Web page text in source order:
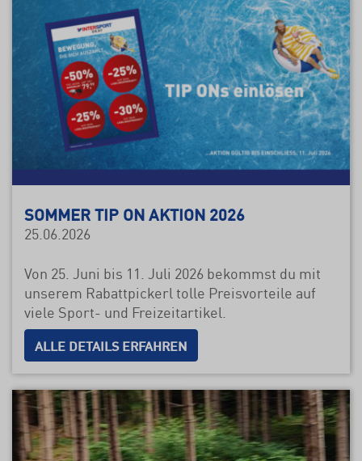
SOMMER TIP ON AKTION 2026
25.06.2026
Von 25. Juni bis 11. Juli 2026 bekommst du mit
unserem Rabattpickerl tolle Preisvorteile auf
viele Sport- und Freizeitartikel.
ALLE DETAILS ERFAHREN